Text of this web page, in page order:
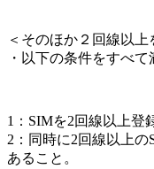
＜ そのほか２回線以
・以下の条件をすべて
1：SIMを2回線以上登
2：同時に2回線以上
あること。